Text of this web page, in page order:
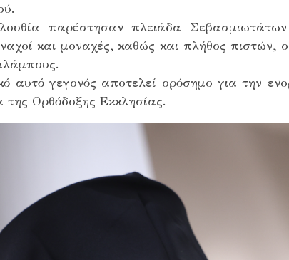
παρέστησαν πλειάδα
και μοναχές, καθώς και πλήθος
αυτό γεγονός αποτελεί ορόσημο για την
της Ορθόδοξης Εκκλησίας.